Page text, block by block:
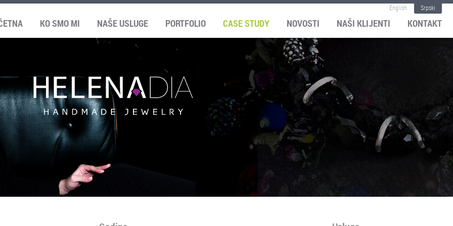
English Srpski
KO SMO MI NAŠE USLUGE PORTFOLIO CASE STUDY NOVOSTI NAŠI KLIJENTI KONTAKT